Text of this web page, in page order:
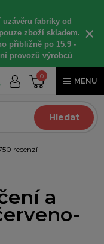
uzávěru fabriky od
pouze zboží skladem.
přibližně po 15.9 -
provozů výrobců
×
0
MENU
Hledat
recenzí
a